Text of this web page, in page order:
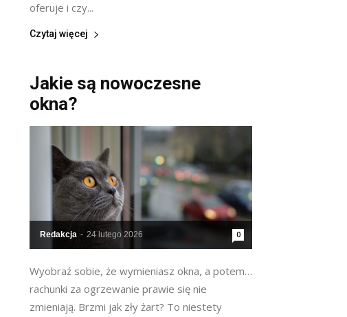
oferuje i czy...
Czytaj więcej
Jakie są nowoczesne
okna?
Redakcja - 24 lutego 2026 0
Wyobraź sobie, że wymieniasz okna, a potem…
rachunki za ogrzewanie prawie się nie
zmieniają. Brzmi jak zły żart? To niestety